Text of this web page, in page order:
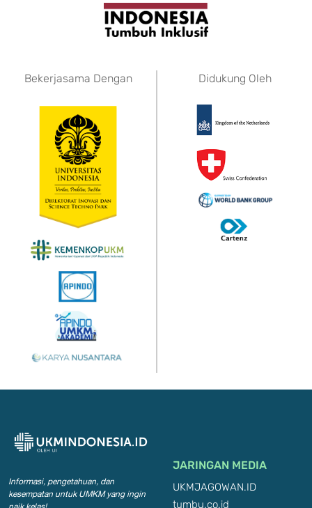
Bekerjasama Dengan Didukung Oleh
Informasi, pengetahuan, dan
kesempatan untuk UMKM yang ingin
JARINGAN MEDIA
UKMJAGOWAN.ID